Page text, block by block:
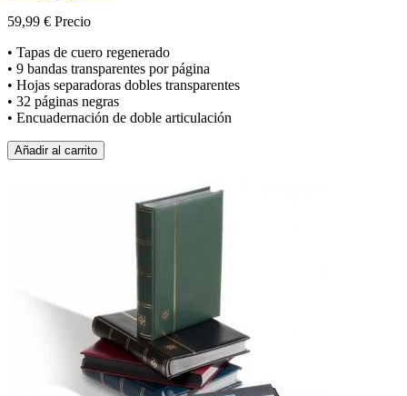
59,99 € Precio
• Tapas de cuero regenerado
• 9 bandas transparentes por página
• Hojas separadoras dobles transparentes
• 32 páginas negras
• Encuadernación de doble articulación
Añadir al carrito